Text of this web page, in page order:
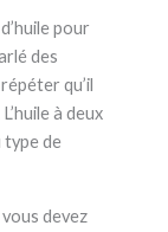
pour
des
qu’il
à deux
type de
vous devez